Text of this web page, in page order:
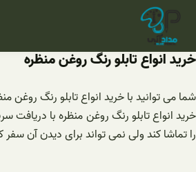
محتوا
خرید انواع تابلو رنگ روغن منظره
شما می توانید با خرید انواع تابلو رنگ
خرید انواع تابلو رنگ روغن منظره با
را تماشا کند ولی نمی تواند برای دیدن آن